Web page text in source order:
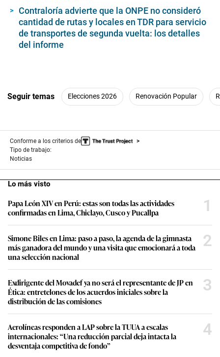
Contraloría advierte que la ONPE no consideró
cantidad de rutas y locales en TDR para servicio
de transportes de segunda vuelta: los detalles
del informe
Seguir temas Elecciones 2026 Renovación Popular
Conforme a los criterios de
Tipo de trabajo:
Noticias
Lo más visto
Papa León XIV en Perú: estas son todas las actividades
confirmadas en Lima, Chiclayo, Cusco y Pucallpa
1
Simone Biles en Lima: paso a paso, la agenda de la gimnasta
más ganadora del mundo y una visita que emocionará a toda
una selección nacional
2
Exdirigente del Movadef ya no será el representante de JP en
Ética: entretelones de los acuerdos iniciales sobre la
distribución de las comisiones
3
Aerolíneas responden a LAP sobre la TUUA a escalas
internacionales: “Una reducción parcial deja intacta la
desventaja competitiva de fondo”
4